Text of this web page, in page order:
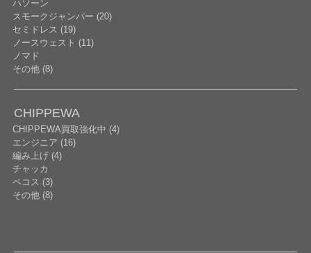
ハソーン
スモークジャンパー (20)
セミドレス (19)
ノースウェスト (11)
ノマド
その他 (8)
CHIPPEWA
CHIPPEWA買取強化中 (4)
エンジニア (16)
編み上げ (4)
チャッカ
ペコス (3)
その他 (8)